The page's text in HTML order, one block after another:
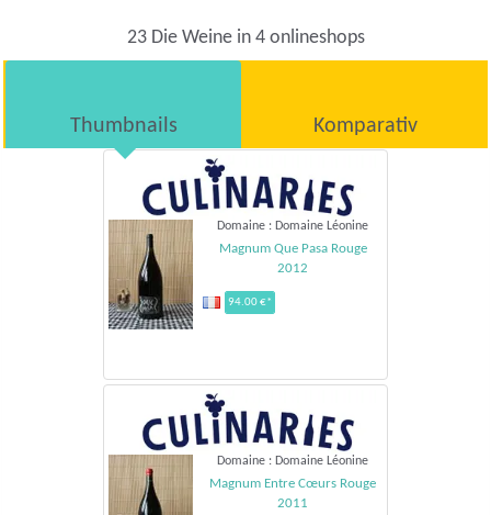
23 Die Weine in 4 onlineshops
Thumbnails Komparativ
Domaine : Domaine Léonine
Magnum Que Pasa Rouge
2012
94.00 €*
Domaine : Domaine Léonine
Magnum Entre Cœurs Rouge
2011